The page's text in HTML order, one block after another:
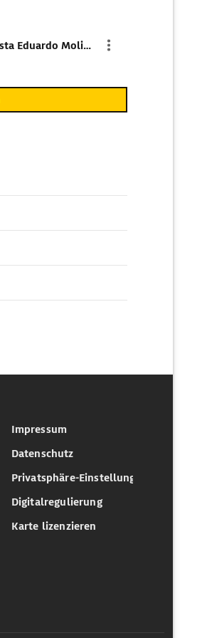
Parkplatz Calle Periodista Eduardo Molina Fajardo
Impressum
Datenschutz
Privatsphäre-Einstellungen
Digitalregulierung
Karte lizenzieren